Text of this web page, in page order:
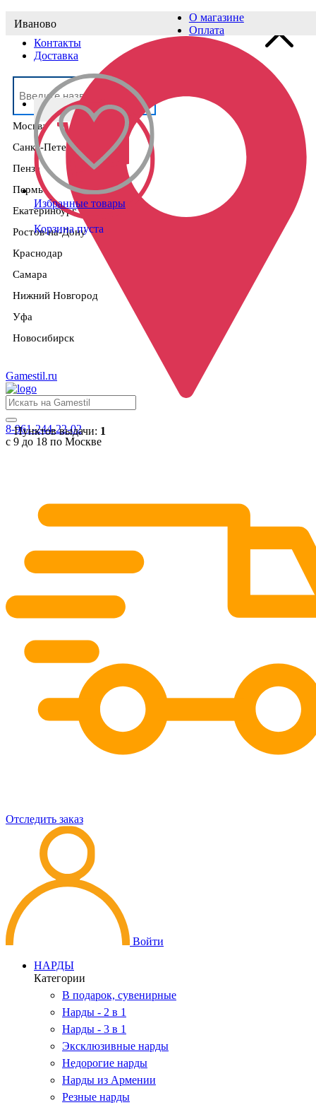
Выберите населённый пункт
Москва
Санкт-Петербург
Пенза
Пермь
Екатеринбург
Ростов-на-Дону
Краснодар
Самара
Нижний Новгород
Уфа
Новосибирск
Иваново
Пунктов выдачи: 1
О магазине
Оплата
Контакты
Доставка
Избранные товары
Корзина пуста
Gamestil.ru
8-961-244-22-02
с 9 до 18 по Москве
Отследить заказ
Войти
НАРДЫ
Категории
В подарок, сувенирные
Нарды - 2 в 1
Нарды - 3 в 1
Эксклюзивные нарды
Недорогие нарды
Нарды из Армении
Резные нарды